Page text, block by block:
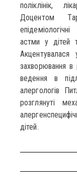
поліклінік,
Доцентом
астми у дітей
Акцентувалася
захворювання в
ведення в
алергологів
розглянуті
дітей.